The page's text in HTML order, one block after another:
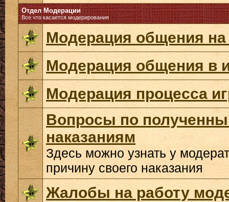
Отдел Модерации
Все что касается модерирования
Модерация общения
Модерация общения в
Модерация процесса
Вопросы по
наказаниям
Здесь можно узнать у
причину своего наказания
Жалобы на работу